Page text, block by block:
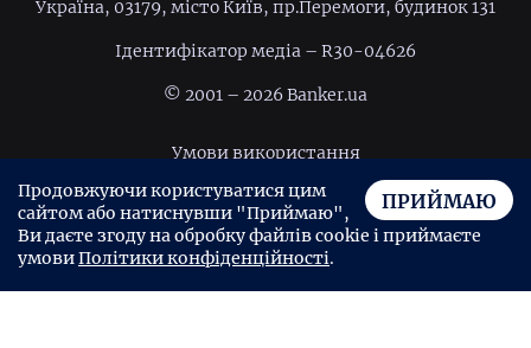
Україна, 03179, місто Київ, пр.Перемоги, будинок 131
Ідентифiкатор медiа – R30-04626
© 2001 – 2026 Banker.ua
Умови використання
Політика конфіденційності
Угода користувача
ПРИЙМАЮ
Продовжуючи користуватися цим
сайтом або натиснувши "Приймаю",
Ви даєте згоду на обробку файлів cookie і приймаєте
умовиПолітики конфіденційності.